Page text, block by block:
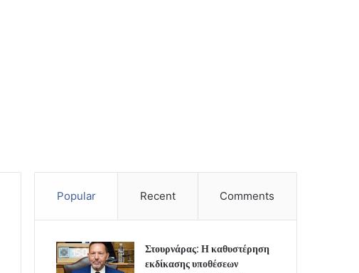
Popular Recent Comments
Στουρνάρας: Η καθυστέρηση
εκδίκασης υποθέσεων